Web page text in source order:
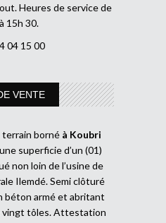
Heures de service de
15h 30.
04 15 00
VENTE
borné à Koubri
superficie d’un (01)
non loin de l’usine de
Ilemdé. Semi clôturé
béton armé et abritant
vingt tôles. Attestation